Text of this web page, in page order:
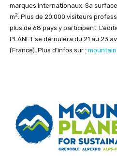
marques internationaux. Sa
m2. Plus de 20.000 visiteurs
plus de 68 pays y participent.
PLANET se déroulera du 21 au 23
(France). Plus d’infos sur :